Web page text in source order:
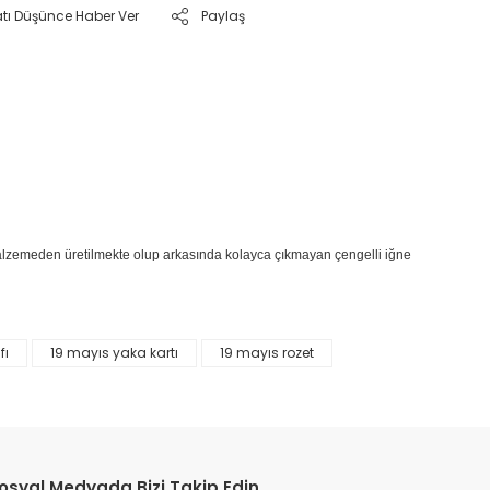
Düşünce Haber Ver Paylaş
üretilmekte olup arkasında kolayca çıkmayan çengelli iğne
19 mayıs yaka kartı 19 mayıs rozet